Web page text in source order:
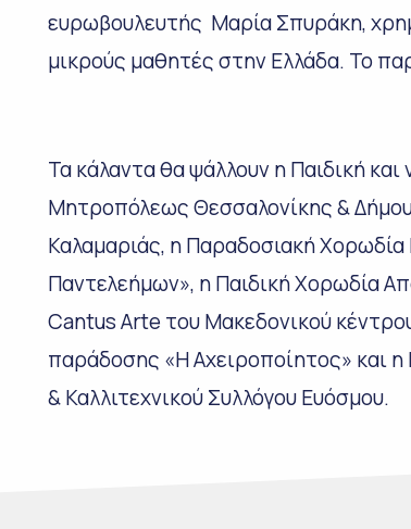
ευρωβουλευτής Μαρία Σπυράκη,
μικρούς μαθητές στην Ελλάδα. Το
Τα κάλαντα θα ψάλλουν η Παιδική και
Μητροπόλεως Θεσσαλονίκης &
Καλαμαριάς, η Παραδοσιακή
Παντελεήμων», η Παιδική Χορωδία
Cantus Αrte του Μακεδονικού
παράδοσης «Η Αχειροποίητος» και η
& Καλλιτεχνικού Συλλόγου Ευόσμου.